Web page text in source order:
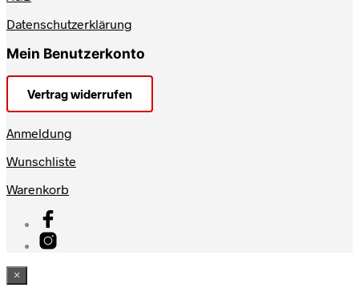
Datenschutzerklärung
Mein Benutzerkonto
Vertrag widerrufen
Anmeldung
Wunschliste
Warenkorb
×